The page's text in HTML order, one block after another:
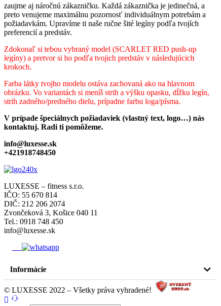
zaujme aj náročnú zákazničku. Každá zákaznička je jedinečná, a
preto venujeme maximálnu pozornosť individuálnym potrebám a
požiadavkám. Upravíme ti naše ručne šité legíny podľa tvojích
preferencií a predstáv.
Zdokonaľ si tebou vybraný model (SCARLET RED push-up
legíny) a pretvor si ho podľa tvojich predstáv v následujúcich
krokoch.
Farba látky tvojho modelu ostáva zachovaná ako na hlavnom
obrázku. Vo variantách si meníš strih a výšku opasku, dĺžku legín,
strih zadného/predného dielu, prípadne farbu loga/písma.
V prípade špeciálnych požiadaviek (vlastný text, logo…) nás
kontaktuj. Radi ti pomôžeme.
info@luxesse.sk
+421918748450
LUXESSE – fitness s.r.o.
IČO: 55 670 814
DIČ: 212 206 2074
Zvončeková 3, Košice 040 11
Tel.: 0918 748 450
info@luxesse.sk
Informácie
© LUXESSE 2022 – Všetky práva vyhradené!